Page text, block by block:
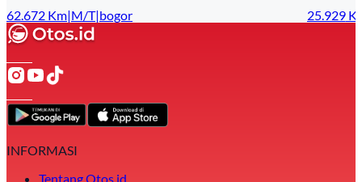
62.672 Km|M/T|bogor
25.929
INFORMASI
Tentang Otos.id